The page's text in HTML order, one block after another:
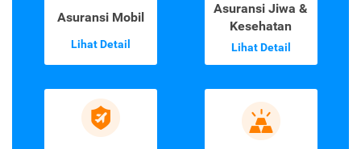
Asuransi Mobil
Lihat Detail
Asuransi Jiwa &
Kesehatan
Lihat Detail